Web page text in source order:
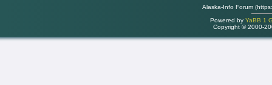
Alaska-Info Forum
Powered by YaBB 1
Copyright © 2000-